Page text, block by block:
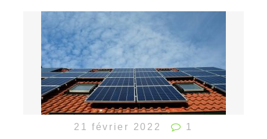
21 février 2022 1